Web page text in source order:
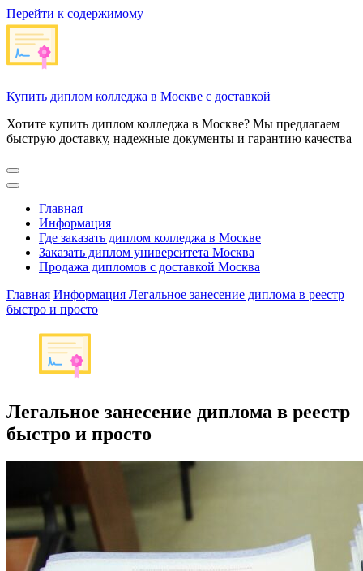
Перейти к содержимому
Купить диплом колледжа в Москве с доставкой
Хотите купить диплом колледжа в Москве? Мы предлагаем
быструю доставку, надежные документы и гарантию качества
Главная
Информация
Где заказать диплом колледжа в Москве
Заказать диплом университета Москва
Продажа дипломов с доставкой Москва
Главная Информация Легальное занесение диплома в реестр
быстро и просто
Легальное занесение диплома в реестр
быстро и просто